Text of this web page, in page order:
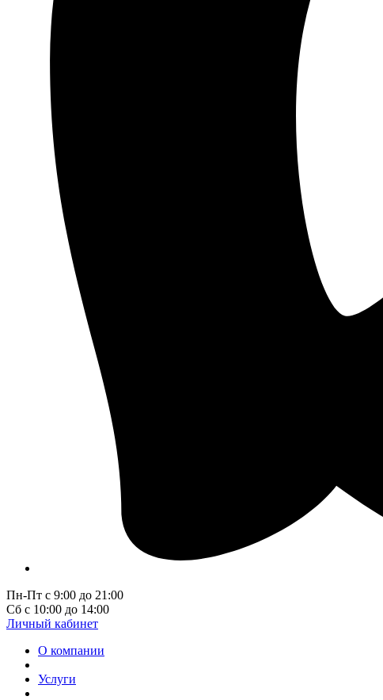
Пн-Пт с 9:00 до 21:00
Сб с 10:00 до 14:00
Личный кабинет
О компании
Услуги